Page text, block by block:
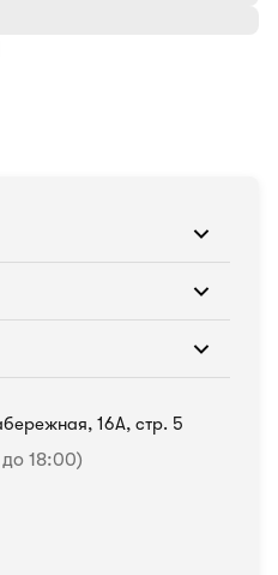
16А, стр. 5
18:00)